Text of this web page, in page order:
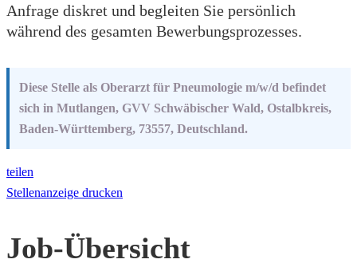
Anfrage diskret und begleiten Sie persönlich
während des gesamten Bewerbungsprozesses.
Diese Stelle als Oberarzt für Pneumologie m/w/d befindet
sich in Mutlangen, GVV Schwäbischer Wald, Ostalbkreis,
Baden-Württemberg, 73557, Deutschland.
teilen
Stellenanzeige drucken
Job-Übersicht